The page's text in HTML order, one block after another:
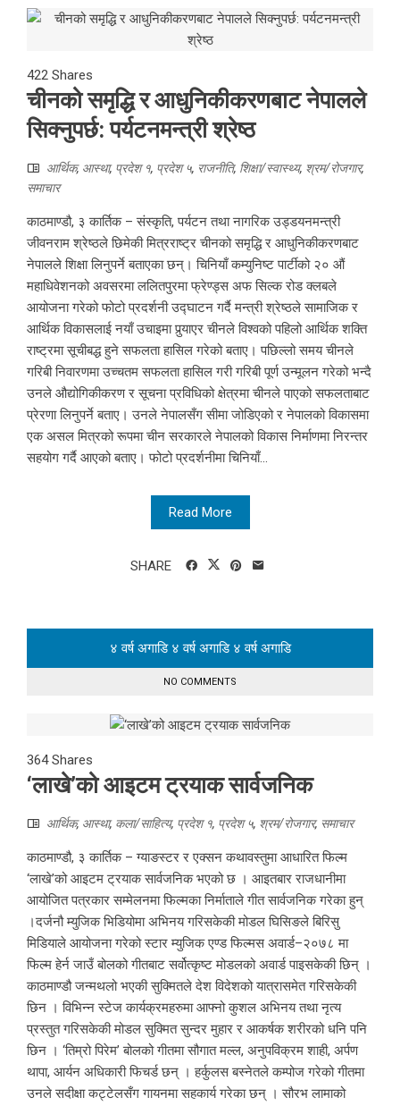
422 Shares
चीनको समृद्धि र आधुनिकीकरणबाट नेपालले
सिक्नुपर्छ: पर्यटनमन्त्री श्रेष्ठ
आर्थिक, आस्था, प्रदेश १, प्रदेश ५, राजनीति, शिक्षा/स्वास्थ्य, श्रम/रोजगार,
समाचार
काठमाण्डौ, ३ कार्तिक – संस्कृति, पर्यटन तथा नागरिक उड्डयनमन्त्री
जीवनराम श्रेष्ठले छिमेकी मित्रराष्ट्र चीनको समृद्धि र आधुनिकीकरणबाट
नेपालले शिक्षा लिनुपर्ने बताएका छन्। चिनियाँ कम्युनिष्ट पार्टीको २० औं
महाधिवेशनको अवसरमा ललितपुरमा फ्रेण्ड्स अफ सिल्क रोड क्लबले
आयोजना गरेको फोटो प्रदर्शनी उद्घाटन गर्दै मन्त्री श्रेष्ठले सामाजिक र
आर्थिक विकासलाई नयाँ उचाइमा पुर्‍याएर चीनले विश्वको पहिलो आर्थिक शक्ति
राष्ट्रमा सूचीबद्ध हुने सफलता हासिल गरेको बताए। पछिल्लो समय चीनले
गरिबी निवारणमा उच्चतम सफलता हासिल गरी गरिबी पूर्ण उन्मूलन गरेको भन्दै
उनले औद्योगिकीकरण र सूचना प्रविधिको क्षेत्रमा चीनले पाएको सफलताबाट
प्रेरणा लिनुपर्ने बताए। उनले नेपालसँग सीमा जोडिएको र नेपालको विकासमा
एक असल मित्रको रूपमा चीन सरकारले नेपालको विकास निर्माणमा निरन्तर
सहयोग गर्दै आएको बताए। फोटो प्रदर्शनीमा चिनियाँ...
Read More
SHARE
४ वर्ष अगाडि ४ वर्ष अगाडि ४ वर्ष अगाडि
NO COMMENTS
364Shares
‘लाखे’को आइटम ट्रयाक सार्वजनिक
आर्थिक, आस्था, कला/साहित्य, प्रदेश १, प्रदेश ५, श्रम/रोजगार, समाचार
काठमाण्डौ, ३ कार्तिक – ग्याङस्टर र एक्सन कथावस्तुमा आधारित फिल्म
‘लाखे’को आइटम ट्रयाक सार्वजनिक भएको छ । आइतबार राजधानीमा
आयोजित पत्रकार सम्मेलनमा फिल्मका निर्माताले गीत सार्वजनिक गरेका हुन्
।दर्जनौ म्युजिक भिडियोमा अभिनय गरिसकेकी मोडल घिसिङले बिरिसु
मिडियाले आयोजना गरेको स्टार म्युजिक एण्ड फिल्मस अवार्ड–२०७८ मा
फिल्म हेर्न जाउँ बोलको गीतबाट सर्वोत्कृष्ट मोडलको अवार्ड पाइसकेकी छिन् ।
काठमाण्डौ जन्मथलो भएकी सुक्मितले देश विदेशको यात्रासमेत गरिसकेकी
छिन । विभिन्न स्टेज कार्यक्रमहरुमा आफ्नो कुशल अभिनय तथा नृत्य
प्रस्तुत गरिसकेकी मोडल सुक्मित सुन्दर मुहार र आकर्षक शरीरको धनि पनि
छिन । ‘तिम्रो पिरेम’ बोलको गीतमा सौगात मल्ल, अनुपविक्रम शाही, अर्पण
थापा, आर्यन अधिकारी फिचर्ड छन् । हर्कुलस बस्नेतले कम्पोज गरेको गीतमा
उनले सदीक्षा कट्टेलसँग गायनमा सहकार्य गरेका छन् । सौरभ लामाको